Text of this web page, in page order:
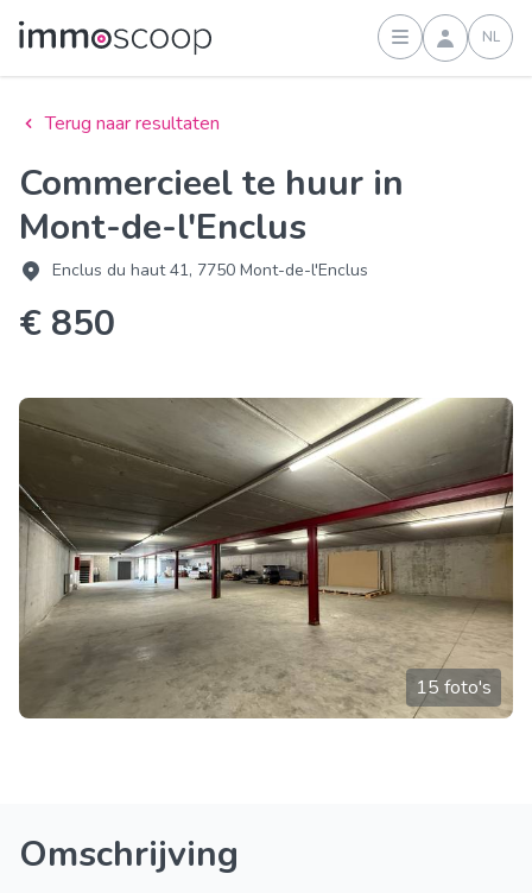
Inloggen
NL
Terug naar resultaten
Commercieel te huur in
Mont-de-l'Enclus
Enclus du haut 41, 7750 Mont-de-l'Enclus
€ 850
15 foto's
Omschrijving